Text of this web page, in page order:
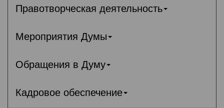
Правотворческая деятельность
Мероприятия Думы
Обращения в Думу
Кадровое обеспечение